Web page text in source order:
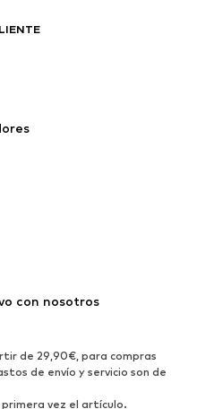
Jeans
Jerséis y cárdigans
Tendencia
Zapatos deportivos
con nosotros
de 29,90€, para compras
de envío y servicio son de
vez el artículo.